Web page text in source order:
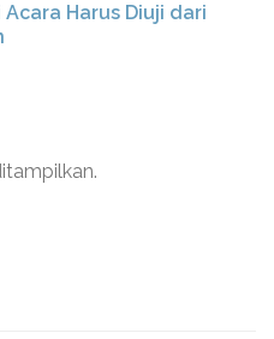
Harus Diuji dari